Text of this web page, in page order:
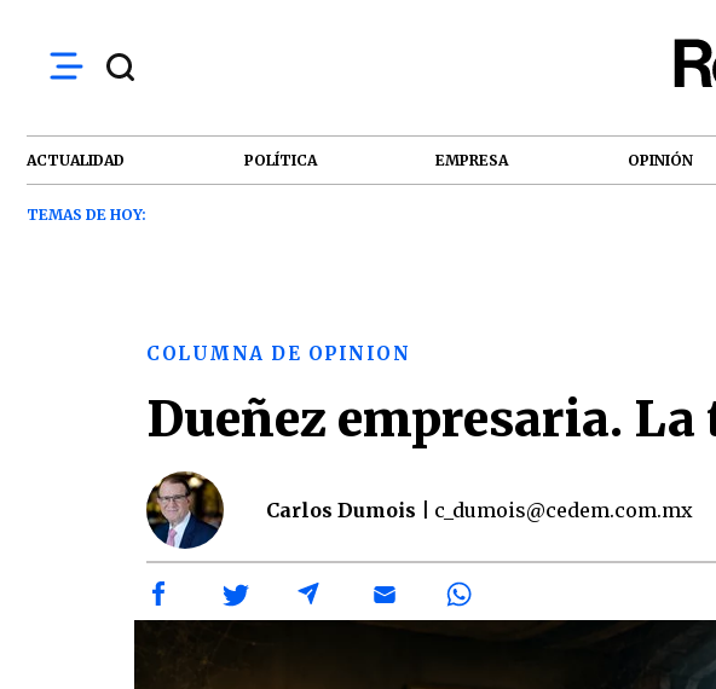
ACTUALIDAD POLÍTICA EMPRESA OPINIÓN
TEMAS DE HOY:
COLUMNA DE OPINION
Dueñez empresaria.
Carlos Dumois | c_dumois@cedem.com.mx